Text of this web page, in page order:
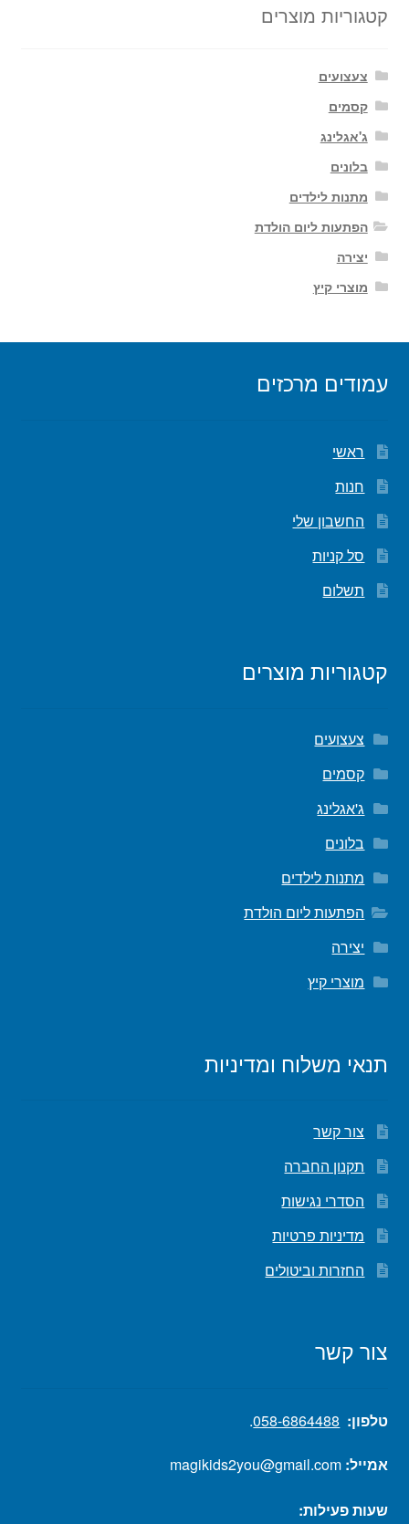
קטגוריות מוצרים
צעצועים
קסמים
ג'אגלינג
בלונים
מתנות לילדים
הפתעות ליום הולדת
יצירה
מוצרי קיץ
עמודים מרכזים
ראשי
חנות
החשבון שלי
סל קניות
תשלום
קטגוריות מוצרים
צעצועים
קסמים
ג'אגלינג
בלונים
מתנות לילדים
הפתעות ליום הולדת
יצירה
מוצרי קיץ
תנאי משלוח ומדיניות
צור קשר
תקנון החברה
הסדרי נגישות
מדיניות פרטיות
החזרות וביטולים
צור קשר
טלפון: 058-6864488
.
אמייל:
שעות פעילות: